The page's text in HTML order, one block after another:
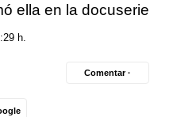
ella en la docuserie
h.
Comentar ·